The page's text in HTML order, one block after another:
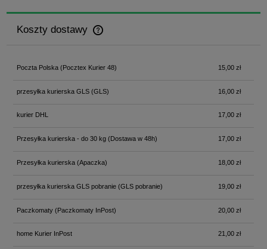
Koszty dostawy
Cena nie zawiera ewentualnych kosztów płatności
Poczta Polska(Pocztex Kurier 48) 15,00 zł
przesyłka kurierska GLS(GLS) 16,00 zł
kurier DHL 17,00 zł
Przesyłka kurierska - do 30 kg(Dostawa w 48h) 17,00 zł
Przesyłka kurierska (Apaczka) 18,00 zł
przesyłka kurierska GLS pobranie(GLS pobranie) 19,00 zł
Paczkomaty(Paczkomaty InPost) 20,00 zł
home Kurier InPost 21,00 zł